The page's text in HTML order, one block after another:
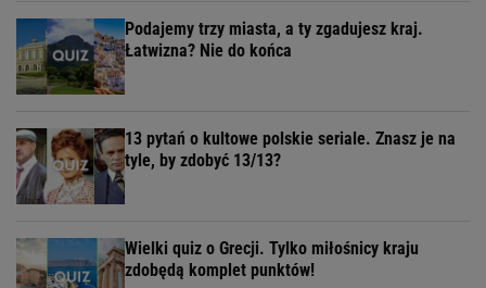
Podajemy trzy miasta, a ty zgadujesz kraj.
Łatwizna? Nie do końca
13 pytań o kultowe polskie seriale. Znasz je na
tyle, by zdobyć 13/13?
Wielki quiz o Grecji. Tylko miłośnicy kraju
zdobędą komplet punktów!